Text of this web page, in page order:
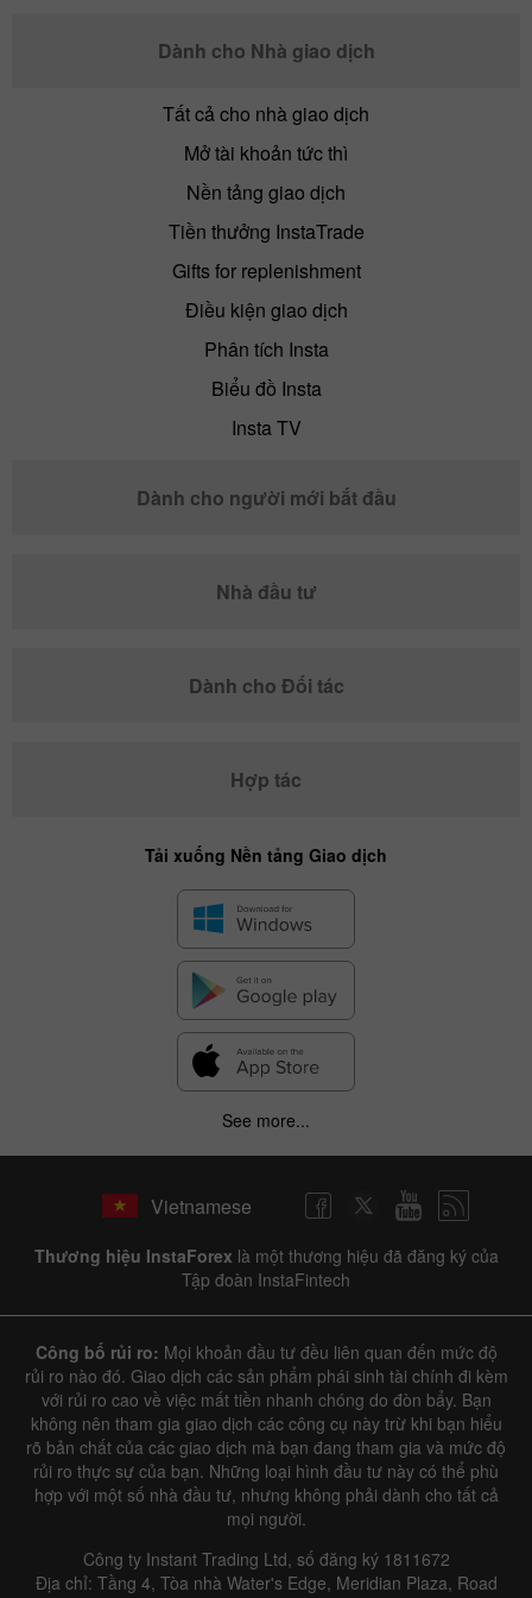
Dành cho Nhà giao dịch
Tất cả cho nhà giao dịch
Mở tài khoản tức thì
Nền tảng giao dịch
Tiền thưởng InstaTrade
Gifts for replenishment
Điều kiện giao dịch
Phân tích Insta
Biểu đồ Insta
Insta TV
Dành cho người mới bắt đầu
Nhà đầu tư
Dành cho Đối tác
Hợp tác
Tải xuống Nền tảng Giao dịch
See more...
Vietnamese
Thương hiệu InstaForex là một thương hiệu đã đăng ký của
Tập đoàn InstaFintech
Công bố rủi ro: Mọi khoản đầu tư đều liên quan đến mức độ
rủi ro nào đó. Giao dịch các sản phẩm phái sinh tài chính đi kèm
với rủi ro cao về việc mất tiền nhanh chóng do đòn bẩy. Bạn
không nên tham gia giao dịch các công cụ này trừ khi bạn hiểu
rõ bản chất của các giao dịch mà bạn đang tham gia và mức độ
rủi ro thực sự của bạn. Những loại hình đầu tư này có thể phù
hợp với một số nhà đầu tư, nhưng không phải dành cho tất cả
mọi người.
Công ty Instant Trading Ltd, số đăng ký 1811672
Địa chỉ: Tầng 4, Tòa nhà Water's Edge, Meridian Plaza, Road